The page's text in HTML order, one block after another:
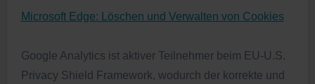
Microsoft Edge: Löschen und Verwalten von Cookies
Google Analytics ist aktiver Teilnehmer beim EU-U.S.
Privacy Shield Framework, wodurch der korrekte und